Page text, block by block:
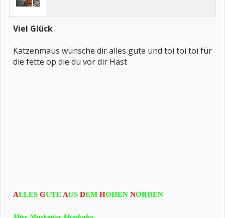
Viel Glück
Katzenmaus wünsche dir alles gute und toi toi toi für
die fette op die du vor dir Hast
ALLES GUTE AUS DEM HOHEN NORDEN